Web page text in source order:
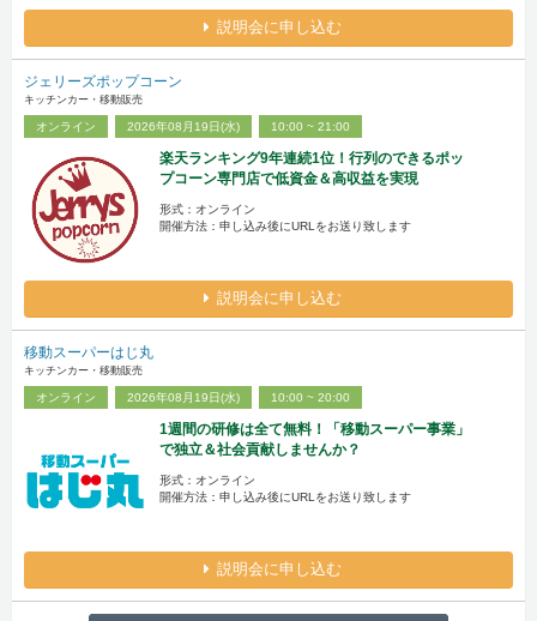
説明会に申し込む
ジェリーズポップコーン
キッチンカー・移動販売
オンライン 2026年08月19日(水) 10:00 ~ 21:00
楽天ランキング9年連続1位！行列のできるポッ
プコーン専門店で低資金＆高収益を実現
形式：オンライン
開催方法：申し込み後にURLをお送り致します
説明会に申し込む
移動スーパーはじ丸
キッチンカー・移動販売
オンライン 2026年08月19日(水) 10:00 ~ 20:00
1週間の研修は全て無料！「移動スーパー事業」
で独立＆社会貢献しませんか？
形式：オンライン
開催方法：申し込み後にURLをお送り致します
説明会に申し込む